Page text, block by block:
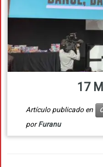
17
Artículo publicado en
porFuranu